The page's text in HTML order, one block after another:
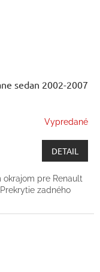
sedan 2002-2007
Vypredané
DETAIL
okrajom pre Renault
zadného